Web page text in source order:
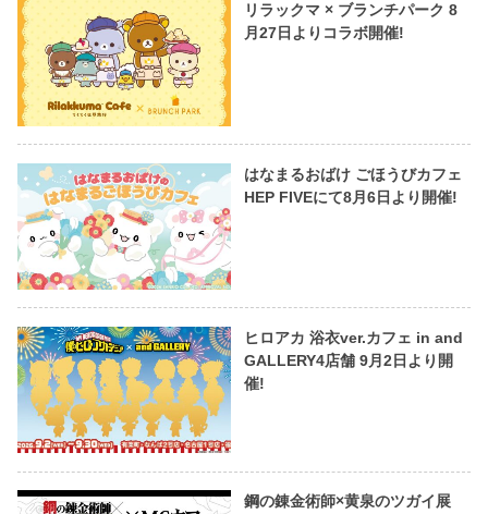
リラックマ × ブランチパーク 8
月27日よりコラボ開催!
はなまるおばけ ごほうびカフェ
HEP FIVEにて8月6日より開催!
ヒロアカ 浴衣ver.カフェ in and
GALLERY4店舗 9月2日より開
催!
鋼の錬金術師×黄泉のツガイ展